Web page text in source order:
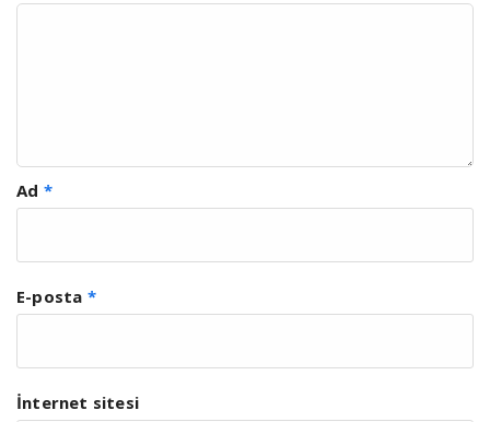
Ad *
E-posta *
İnternet sitesi